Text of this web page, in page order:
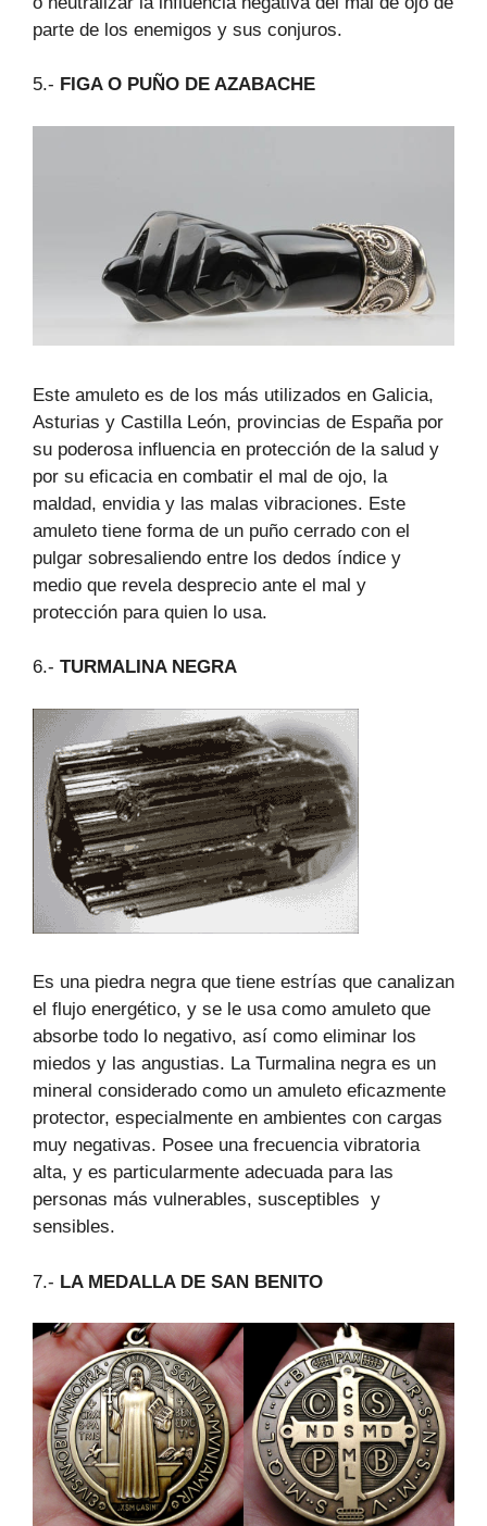
parte de los enemigos y sus conjuros.
5.- FIGA O PUÑO DE AZABACHE
Este amuleto es de los más utilizados en Galicia,
Asturias y Castilla León, provincias de España por
su poderosa influencia en protección de la salud y
por su eficacia en combatir el mal de ojo, la
maldad, envidia y las malas vibraciones. Este
amuleto tiene forma de un puño cerrado con el
pulgar sobresaliendo entre los dedos índice y
medio que revela desprecio ante el mal y
protección para quien lo usa.
6.- TURMALINA NEGRA
Es una piedra negra que tiene estrías que canalizan
el flujo energético, y se le usa como amuleto que
absorbe todo lo negativo, así como eliminar los
miedos y las angustias. La Turmalina negra es un
mineral considerado como un amuleto eficazmente
protector, especialmente en ambientes con cargas
muy negativas. Posee una frecuencia vibratoria
alta, y es particularmente adecuada para las
personas más vulnerables, susceptibles y
sensibles.
7.- LA MEDALLA DE SAN BENITO